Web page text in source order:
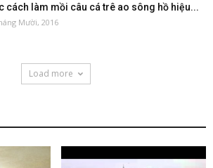
cách làm mồi câu cá trê ao sông hồ hiệu...
Mười, 2016
Load more